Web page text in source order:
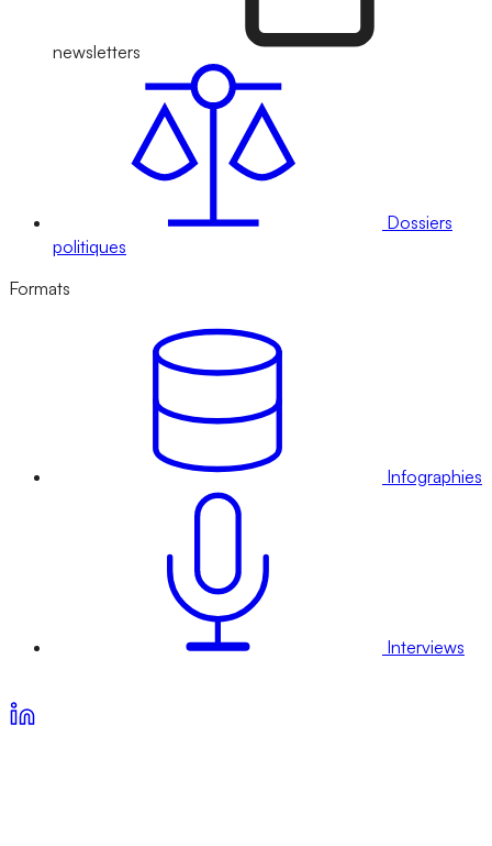
newsletters
Dossiers
politiques
Formats
Infographies
Interviews